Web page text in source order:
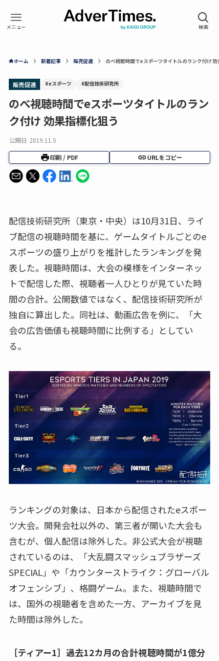
ホーム 新着記事 販売促進 のべ視聴時間でeスポーツタイトルのランク付け
販売促進 #eスポーツ #配信技術研究所
のべ視聴時間でeスポーツタイトルのラン
ク付け 効果指標化狙う
公開日 2019.11.5
印刷 / PDF URLをコピー
配信技術研究所（東京・中央）は10月31日、ライ
ブ配信の視聴時間を基に、ゲームタイトルごとのe
スポーツの盛り上がりを推計したランキングを発
表した。視聴時間は、大会の模様をインターネッ
トで配信した際、視聴者一人ひとりが見ていた時
間の合計。公開数値ではなく、配信技術研究所が
独自に算出した。同社は、動画広告を例に、「大
会の広告価値も視聴時間に比例する」としてい
る。
ランキングの対象は、日本から配信されたeスポー
ツ大会。開発会社以外の、第三者が開いた大会も
含むが、個人配信は除外した。非公式大会が視聴
されているのは、「大乱闘スマッシュブラザーズ
SPECIAL」や「カウンターストライク：グローバル
オフェンシブ」、格闘ゲーム。また、視聴時間で
は、国外の視聴者を含めた一方、アーカイブを見
た時間は除外した。
［ティアー1］過去12カ月の合計視聴時間が1億分